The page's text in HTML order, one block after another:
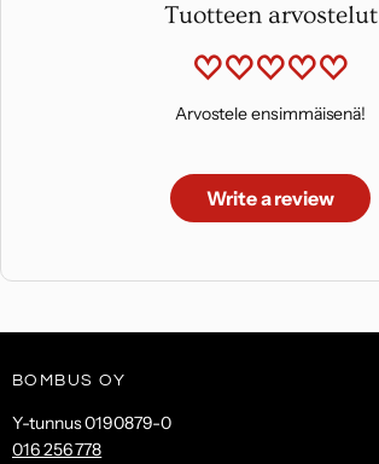
Tuotteen arvostelut
Arvostele ensimmäisenä!
Write a review
BOMBUS OY
Y-tunnus 0190879-0
016 256 778